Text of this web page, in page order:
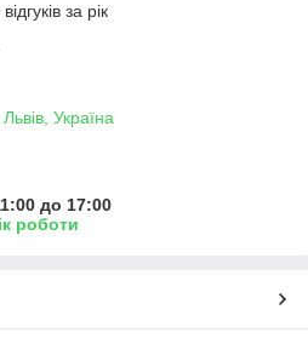
за рік
Україна
до 17:00
роботи